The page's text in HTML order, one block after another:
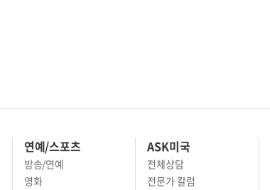
연예/스포츠 ASK미국